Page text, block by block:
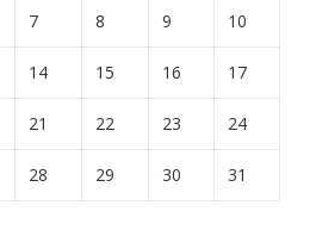
7 8 9 10
14 15 16 17
21 22 23 24
28 29 30 31